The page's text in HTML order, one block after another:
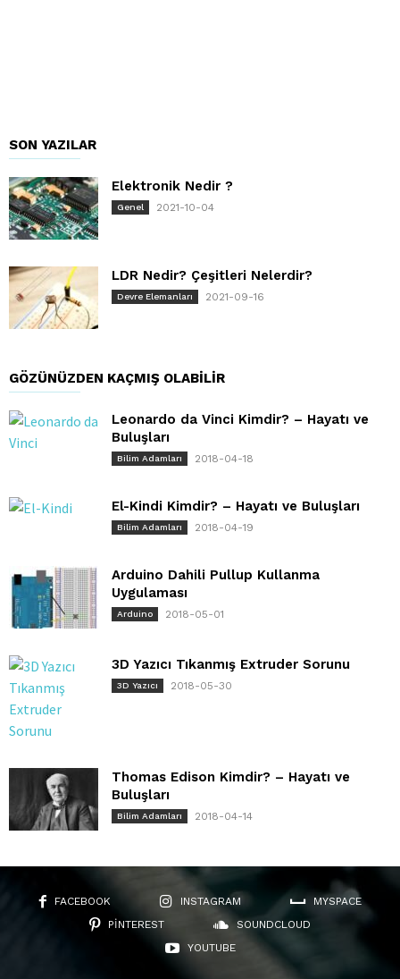
SON YAZILAR
Elektronik Nedir ?
Genel 2021-10-04
LDR Nedir? Çeşitleri Nelerdir?
Devre Elemanları 2021-09-16
GÖZÜNÜZDEN KAÇMIŞ OLABILIR
Leonardo da Vinci Kimdir? – Hayatı ve
Buluşları
Bilim Adamları 2018-04-18
El-Kindi Kimdir? – Hayatı ve Buluşları
Bilim Adamları 2018-04-19
Arduino Dahili Pullup Kullanma
Uygulaması
Arduino 2018-05-01
3D Yazıcı Tıkanmış Extruder Sorunu
3D Yazıcı 2018-05-30
Thomas Edison Kimdir? – Hayatı ve
Buluşları
Bilim Adamları 2018-04-14
FACEBOOK INSTAGRAM
MYSPACE
PINTEREST
SOUNDCLOUD
YOUTUBE